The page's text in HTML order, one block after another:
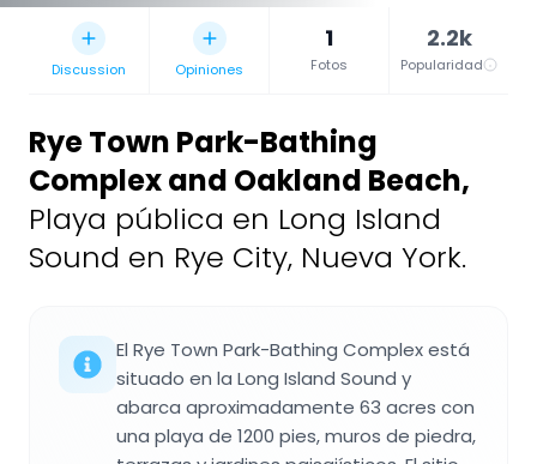
Discussion Opiniones
1
Fotos
2.2k
Popularidad
Rye Town Park-Bathing
Complex and Oakland Beach,
Playa pública en Long Island
Sound en Rye City, Nueva York.
El Rye Town Park-Bathing Complex está
situado en la Long Island Sound y
abarca aproximadamente 63 acres con
una playa de 1200 pies, muros de piedra,